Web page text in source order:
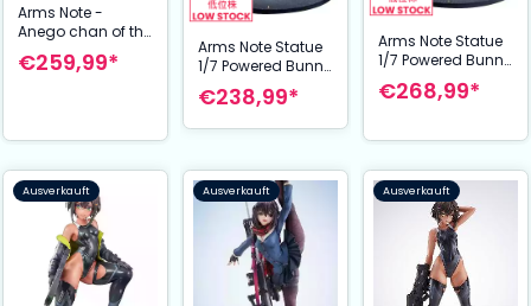
Arms Note -
Anego chan of the
Swimming Team
PVC Figur 1/7 26
€259,99*
Arms Note Statue
1/7 Powered Bunny
Light Armor Ver. 26
cm
€238,99*
Arms Note Statue
1/7 Powered Bunny
26 cm
€268,99*
Ausverkauft Ausverkauft Ausverkauft